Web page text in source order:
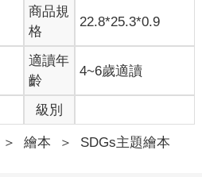
商品規
格
22.8*25.3*0.9
適讀年
齡
4~6歲適讀
級別
＞ 繪本 ＞ SDGs主題繪本